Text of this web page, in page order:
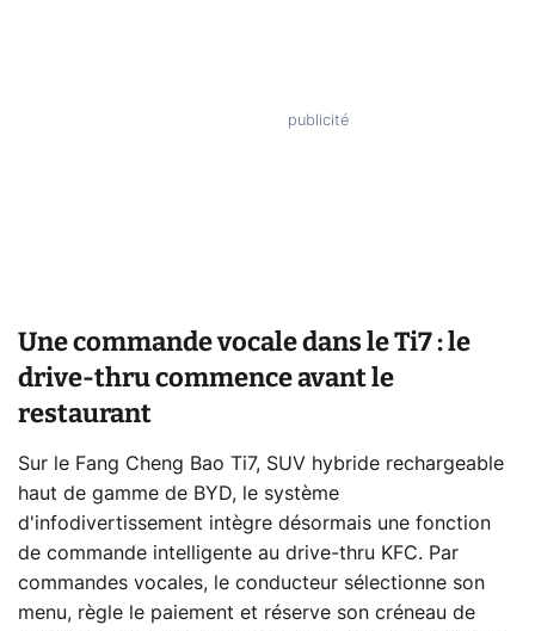
Une commande vocale dans le Ti7 : le
drive-thru commence avant le
restaurant
Sur le Fang Cheng Bao Ti7, SUV hybride rechargeable
haut de gamme de BYD, le système
d'infodivertissement intègre désormais une fonction
de commande intelligente au drive-thru KFC. Par
commandes vocales, le conducteur sélectionne son
menu, règle le paiement et réserve son créneau de